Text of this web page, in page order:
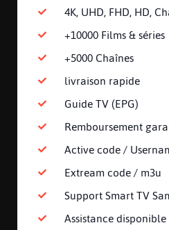
4K, UHD, FHD, HD,
+10000 Films & séries
+5000 Chaînes
livraison rapide
Guide TV (EPG)
Remboursement
Active code /
Extream code / m3u
Support Smart TV
Assistance